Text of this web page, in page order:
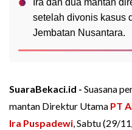
Ira dan dua mantan
setelah divonis kasus
Jembatan Nusantara.
SuaraBekaci.id - Suasana
mantan Direktur Utama PT
Ira Puspadewi, Sabtu (29/